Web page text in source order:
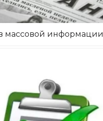
массовой информации